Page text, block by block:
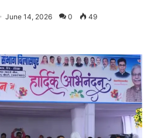
June 14, 2026 0 49